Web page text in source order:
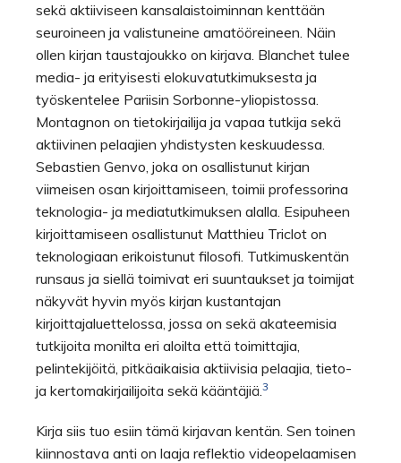
sekä aktiiviseen kansalaistoiminnan kenttään
seuroineen ja valistuneine amatööreineen. Näin
ollen kirjan taustajoukko on kirjava. Blanchet tulee
media- ja erityisesti elokuvatutkimuksesta ja
työskentelee Pariisin Sorbonne-yliopistossa.
Montagnon on tietokirjailija ja vapaa tutkija sekä
aktiivinen pelaajien yhdistysten keskuudessa.
Sebastien Genvo, joka on osallistunut kirjan
viimeisen osan kirjoittamiseen, toimii professorina
teknologia- ja mediatutkimuksen alalla. Esipuheen
kirjoittamiseen osallistunut Matthieu Triclot on
teknologiaan erikoistunut filosofi. Tutkimuskentän
runsaus ja siellä toimivat eri suuntaukset ja toimijat
näkyvät hyvin myös kirjan kustantajan
kirjoittajaluettelossa, jossa on sekä akateemisia
tutkijoita monilta eri aloilta että toimittajia,
pelintekijöitä, pitkäaikaisia aktiivisia pelaajia, tieto-
ja kertomakirjailijoita sekä kääntäjiä.3
Kirja siis tuo esiin tämä kirjavan kentän. Sen toinen
kiinnostava anti on laaja reflektio videopelaamisen